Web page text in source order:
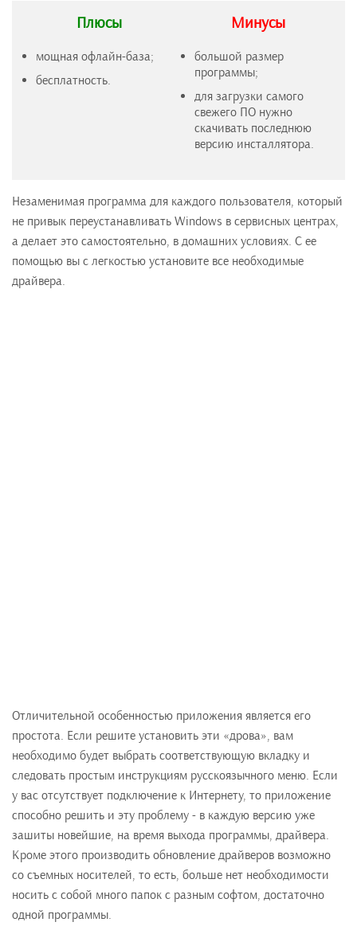
Плюсы
мощная офлайн-база;
бесплатность.
Минусы
большой размер
программы;
для загрузки самого
свежего ПО нужно
скачивать последнюю
версию инсталлятора.
Незаменимая программа для каждого пользователя, который
не привык переустанавливать Windows в сервисных центрах,
а делает это самостоятельно, в домашних условиях. С ее
помощью вы с легкостью установите все необходимые
драйвера.
Отличительной особенностью приложения является его
простота. Если решите установить эти «дрова», вам
необходимо будет выбрать соответствующую вкладку и
следовать простым инструкциям русскоязычного меню. Если
у вас отсутствует подключение к Интернету, то приложение
способно решить и эту проблему - в каждую версию уже
зашиты новейшие, на время выхода программы, драйвера.
Кроме этого производить обновление драйверов возможно
со съемных носителей, то есть, больше нет необходимости
носить с собой много папок с разным софтом, достаточно
одной программы.